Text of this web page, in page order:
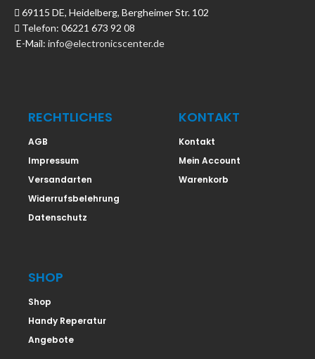
69115 DE, Heidelberg, Bergheimer Str. 102
Telefon: 06221 673 92 08
E-Mail:info@electronicscenter.de
RECHTLICHES
AGB
Impressum
Versandarten
Widerrufsbelehrung
Datenschutz
KONTAKT
Kontakt
Mein Account
Warenkorb
SHOP
Shop
Handy Reperatur
Angebote